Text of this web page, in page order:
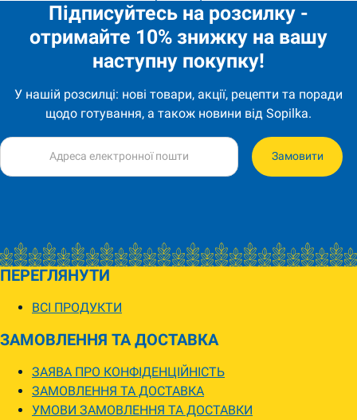
Підписуйтесь на розсилку -
отримайте 10% знижку на вашу
наступну покупку!
У нашій розсилці: нові товари, акції, рецепти та поради
щодо готування, а також новини від Sopilka.
Замовити
ПЕРЕГЛЯНУТИ
ВСІ ПРОДУКТИ
ЗАМОВЛЕННЯ ТА ДОСТАВКА
ЗАЯВА ПРО КОНФІДЕНЦІЙНІСТЬ
ЗАМОВЛЕННЯ ТА ДОСТАВКА
УМОВИ ЗАМОВЛЕННЯ ТА ДОСТАВКИ